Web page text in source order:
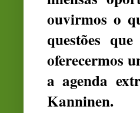
ouvirmos o
questões
oferecermos
a agenda
Kanninen.